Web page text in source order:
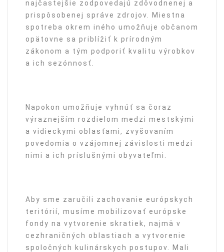
najčastejšie zodpovedajú zdôvodnenej a
prispôsobenej správe zdrojov. Miestna
spotreba okrem iného umožňuje občanom
opätovne sa priblížiť k prírodným
zákonom a tým podporiť kvalitu výrobkov
a ich sezónnosť.
Napokon umožňuje vyhnúť sa čoraz
výraznejším rozdielom medzi mestskými
a vidieckymi oblasťami, zvyšovaním
povedomia o vzájomnej závislosti medzi
nimi a ich príslušnými obyvateľmi.
Aby sme zaručili zachovanie európskych
teritórií, musíme mobilizovať európske
fondy na vytvorenie skratiek, najmä v
cezhraničných oblastiach a vytvorenie
spoločných kulinárskych postupov. Mali